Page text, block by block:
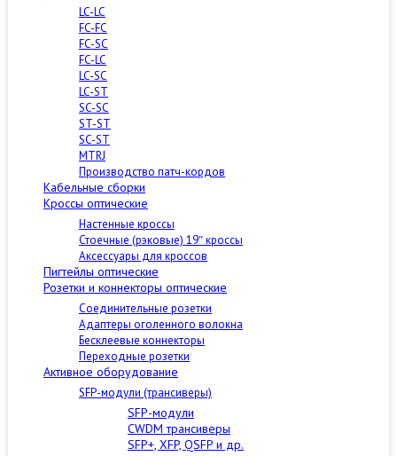
LC-LC
FC-FC
FC-SC
FC-LC
LC-SC
LC-ST
SC-SC
ST-ST
SC-ST
MTRJ
Производство патч-кордов
Кабельные сборки
Кроссы оптические
Настенные кроссы
Стоечные (рэковые) 19″ кроссы
Аксессуары для кроссов
Пигтейлы оптические
Розетки и коннекторы оптические
Соединительные розетки
Адаптеры оголенного волокна
Бесклеевые коннекторы
Переходные розетки
Активное оборудование
SFP-модули (трансиверы)
SFP-модули
CWDM трансиверы
SFP+, XFP, QSFP и др.